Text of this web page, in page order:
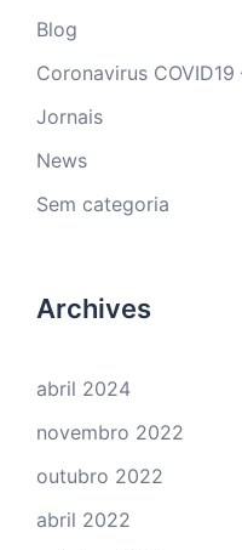
Blog
Coronavirus
Jornais
News
Sem categoria
Archives
abril 2024
novembro 2022
outubro 2022
abril 2022